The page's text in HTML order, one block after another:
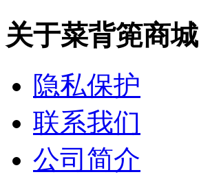
关于菜背篼商城
隐私保护
联系我们
公司简介